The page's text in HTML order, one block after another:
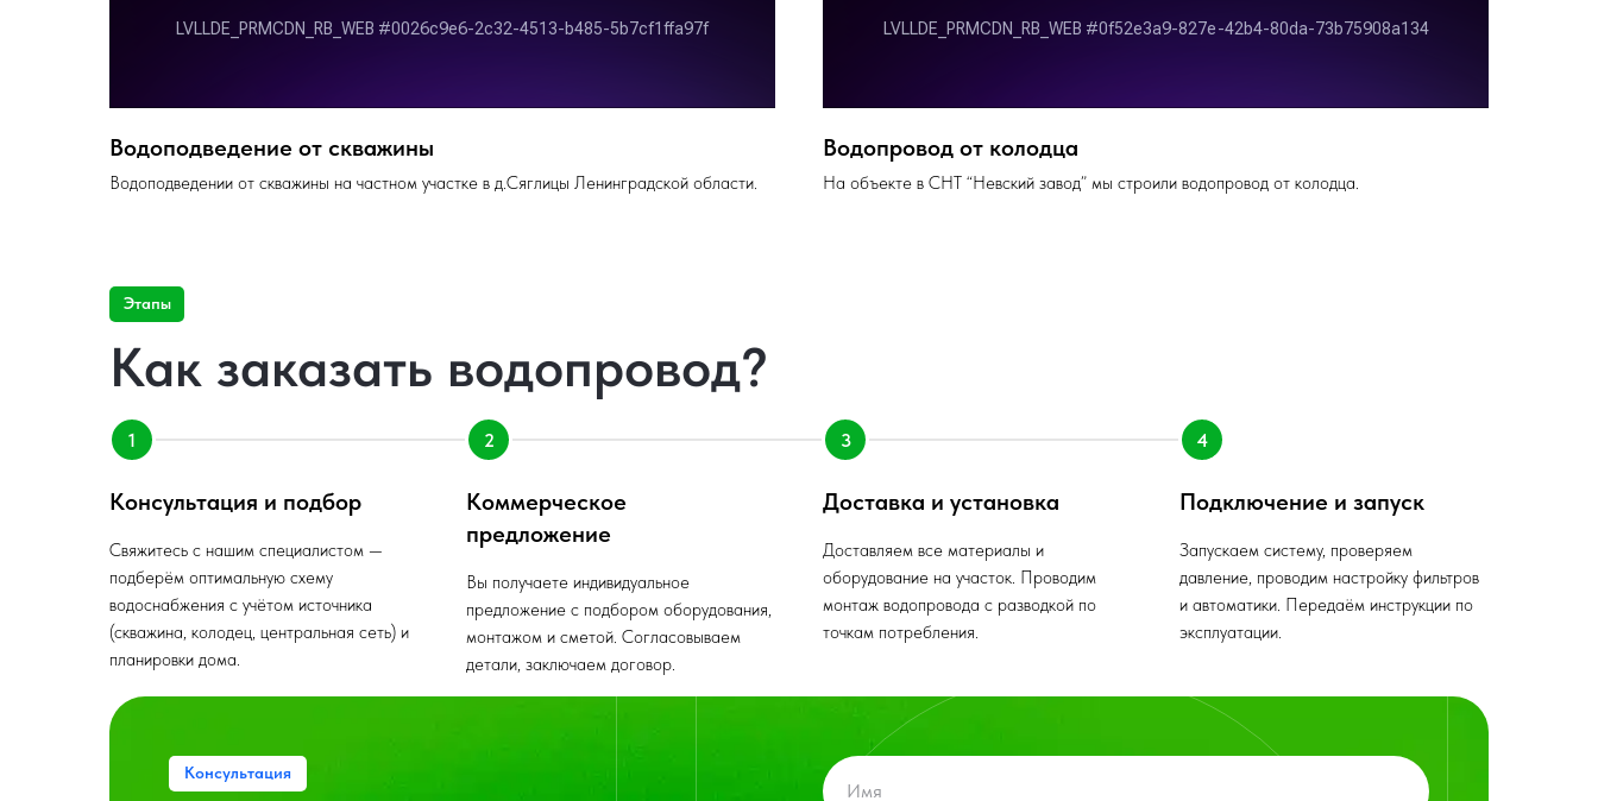
Водоподведение от скважины
Водоподведении от скважины на частном участке в д.Сяглицы Ленинградской области.
Водопровод от колодца
На объекте в СНТ “Невский завод” мы строили водопровод от колодца.
Как заказать водопровод?
Этапы
Консультация и подбор
Свяжитесь с нашим специалистом —
подберём оптимальную схему
водоснабжения с учётом источника
(скважина, колодец, центральная сеть) и
планировки дома.
Коммерческое
предложение
Вы получаете индивидуальное
предложение с подбором оборудования,
монтажом и сметой. Согласовываем
детали, заключаем договор.
Доставка и установка
Доставляем все материалы и
оборудование на участок. Проводим
монтаж водопровода с разводкой по
точкам потребления.
Подключение и запуск
Запускаем систему, проверяем
давление, проводим настройку фильтров
и автоматики. Передаём инструкции по
эксплуатации.
Консультация